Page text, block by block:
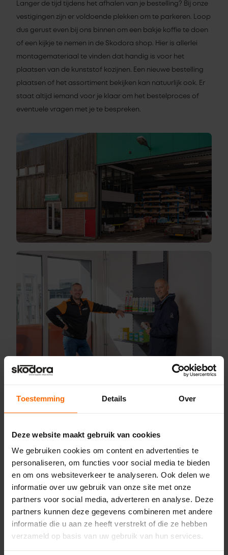
Toestemming Details Over
Deze website maakt gebruik van cookies
We gebruiken cookies om content en advertenties te
personaliseren, om functies voor social media te bieden
en om ons websiteverkeer te analyseren. Ook delen we
informatie over uw gebruik van onze site met onze
partners voor social media, adverteren en analyse. Deze
partners kunnen deze gegevens combineren met andere
informatie die u aan ze heeft verstrekt of die ze hebben
verzameld op basis van uw gebruik van hun services.
Langer de tijd tijdens het afhalen van je bestelling? Bij onze
vestigingen zijn er voldoende plekken om te parkeren. Loop
dus gerust even bij ons binnen om een bakje koffie te doen
of een kijkje te nemen in de Skodora shop. Hier is allerlei
montagemateriaal te vinden dat handig is voor het
plaatsen van de kunststof kozijnen. Een nieuwe bestelling
plaatsen of het assortiment bekijken kan natuurlijk ook. Er
staat altijd iemand voor je klaar om het bestelproces of
eventuele vragen met je te bespreken.
Tot snel in onze drive-thru’s
De drive-thru’s zijn ontworpen om jouw afhaalmoment snel,